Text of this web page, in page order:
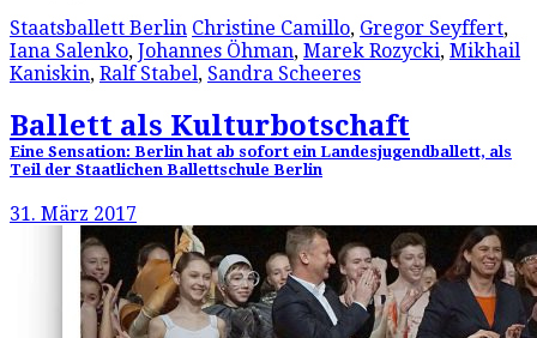
Staatsballett Berlin Christine Camillo, Gregor Seyffert,
Iana Salenko, Johannes Öhman, Marek Rozycki, Mikhail
Kaniskin, Ralf Stabel, Sandra Scheeres
Ballett als Kulturbotschaft
Eine Sensation: Berlin hat ab sofort ein Landesjugendballett, als
Teil der Staatlichen Ballettschule Berlin
31. März 2017